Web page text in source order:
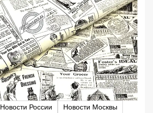
Новости России Новости Москвы